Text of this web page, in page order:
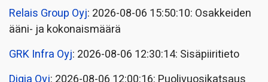
Relais Group Oyj: 2026-08-06 15:50:10: Osakkeiden
ääni- ja kokonaismäärä
GRK Infra Oyj: 2026-08-06 12:30:14: Sisäpiiritieto